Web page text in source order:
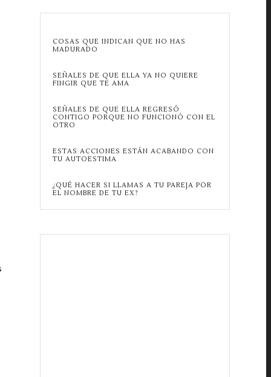
COSAS QUE INDICAN QUE NO HAS
MADURADO
SEÑALES DE QUE ELLA YA NO QUIERE
FINGIR QUE TE AMA
SEÑALES DE QUE ELLA REGRESÓ
CONTIGO PORQUE NO FUNCIONÓ CON EL
OTRO
ESTAS ACCIONES ESTÁN ACABANDO CON
TU AUTOESTIMA
¿QUÉ HACER SI LLAMAS A TU PAREJA POR
EL NOMBRE DE TU EX?